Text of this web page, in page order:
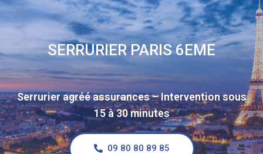
SERRURIER PARIS 6EME
Serrurier agréé assurances – Intervention sous
15 à 30 minutes
09 80 80 89 85